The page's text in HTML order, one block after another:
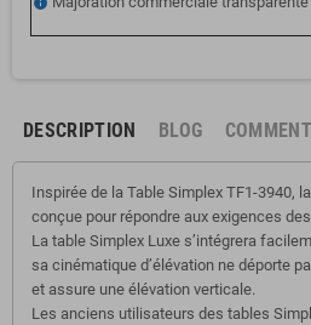
DESCRIPTION BLOG
Inspirée de la Table Simplex TF1-3940, la
conçue pour répondre aux exigences
La table Simplex Luxe s’intégrera
sa cinématique d’élévation ne déporte
et assure une élévation verticale.
Les anciens utilisateurs des tables